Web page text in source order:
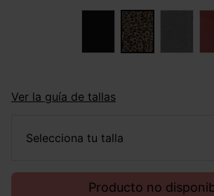
Ver la guía de tallas
selecciona tu talla
Producto no